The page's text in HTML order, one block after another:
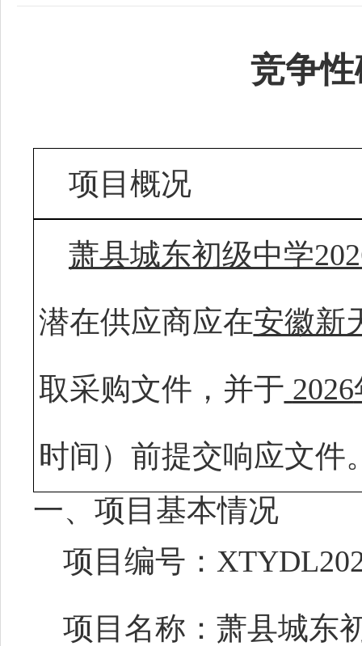
竞争
项目概况
萧县城东初级中学
潜在供应商应在安徽新
取采购文件，并于 2026
时间）前提交响应文件
一、项目基本情况
项目编号：
项目名称：萧县城东